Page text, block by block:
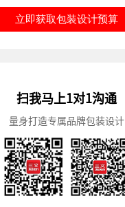
立即获取包装设计预算
扫我马上1对1沟通
量身打造专属品牌包装设计